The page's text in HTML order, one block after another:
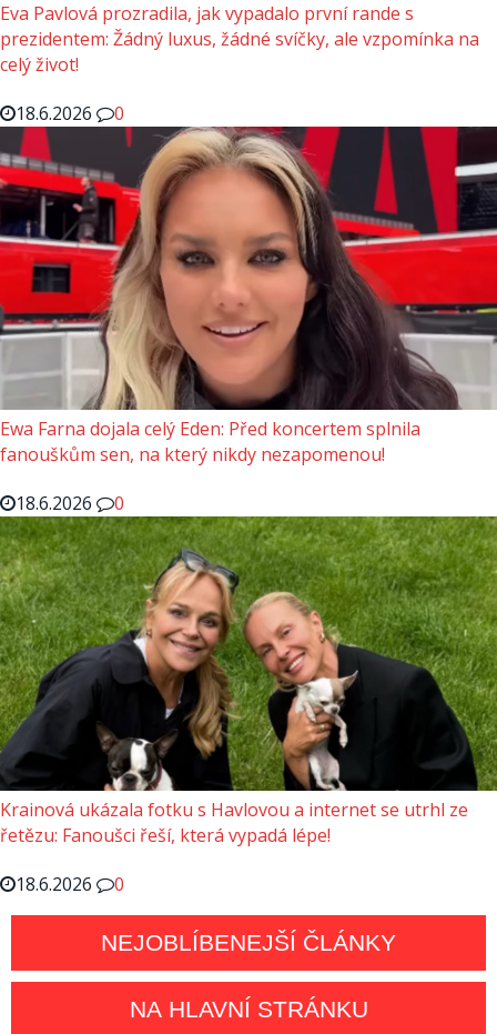
Eva Pavlová prozradila, jak vypadalo první rande s
prezidentem: Žádný luxus, žádné svíčky, ale vzpomínka na
celý život!
18.6.2026
0
Ewa Farna dojala celý Eden: Před koncertem splnila
fanouškům sen, na který nikdy nezapomenou!
18.6.2026
0
Krainová ukázala fotku s Havlovou a internet se utrhl ze
řetězu: Fanoušci řeší, která vypadá lépe!
18.6.2026
0
NEJOBLÍBENEJŠÍ ČLÁNKY
NA HLAVNÍ STRÁNKU